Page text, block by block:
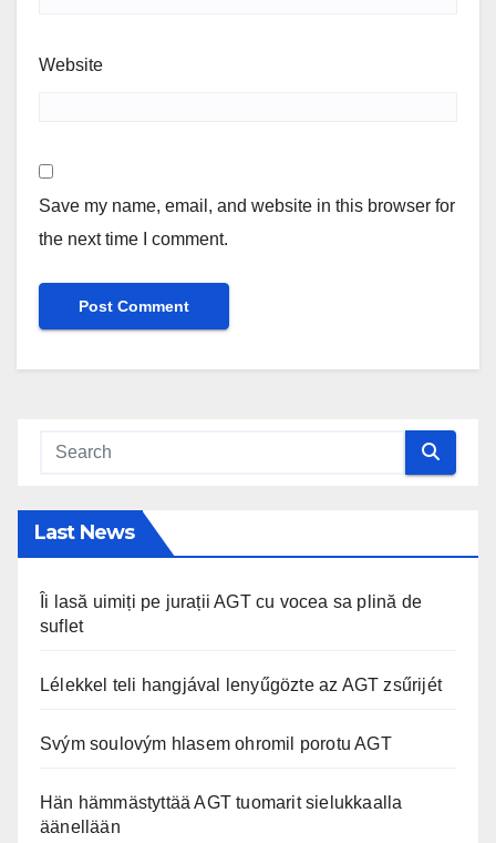
Website
Save my name, email, and website in this browser for
the next time I comment.
Last News
Îi lasă uimiți pe jurații AGT cu vocea sa plină de
suflet
Lélekkel teli hangjával lenyűgözte az AGT zsűrijét
Svým soulovým hlasem ohromil porotu AGT
Hän hämmästyttää AGT tuomarit sielukkaalla
äänellään